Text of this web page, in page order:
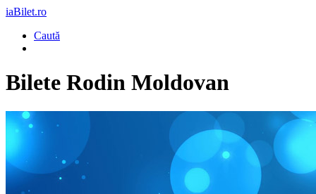
iaBilet.ro
Caută
Bilete Rodin Moldovan